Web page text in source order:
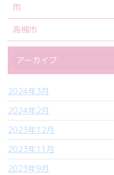
雨
高槻市
アーカイブ
2024年3月
2024年2月
2023年12月
2023年11月
2023年9月